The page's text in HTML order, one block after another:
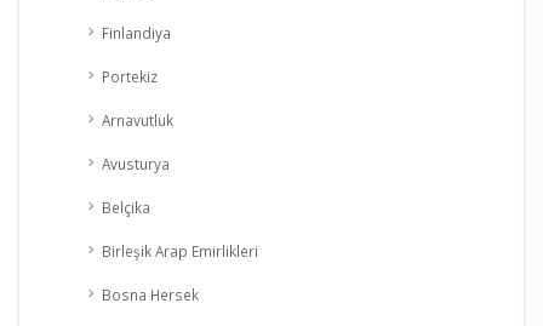
Finlandiya
Portekiz
Arnavutluk
Avusturya
Belçika
Birleşik Arap Emirlikleri
Bosna Hersek